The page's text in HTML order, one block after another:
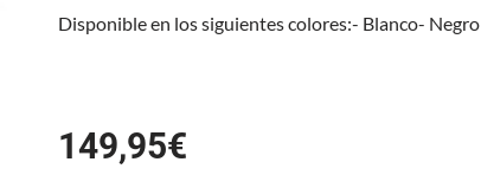
Disponible en los siguientes colores:- Blanco- Negro
149,95€